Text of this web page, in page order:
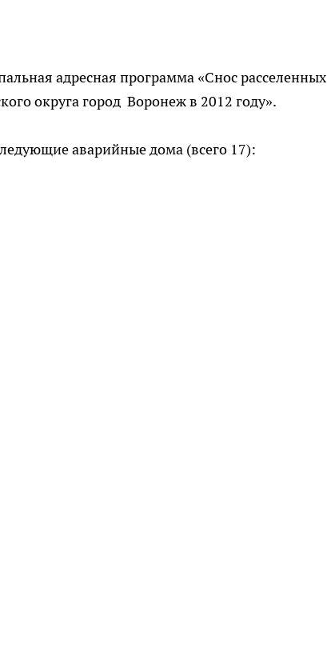
адресная программа «Снос расселенных
округа город Воронеж в 2012 году».
аварийные дома (всего 17):